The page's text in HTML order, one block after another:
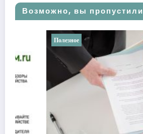
Возможно, вы пропустили